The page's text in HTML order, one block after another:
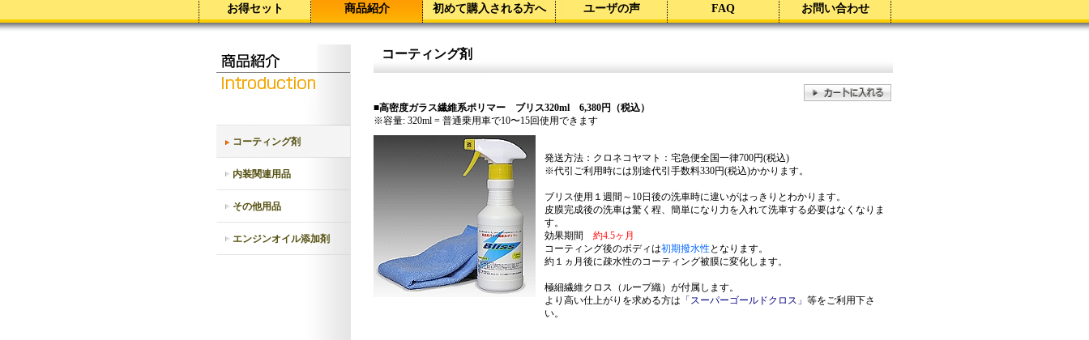
お得セット 商品紹介 初めて購入される方へ ユーザの声 FAQ お問い合わせ
コーティング剤
内装関連用品
その他用品
エンジンオイル添加剤
コーティング剤
■高密度ガラス繊維系ポリマー ブリス320ml 6,380円（税込）
※容量: 320ml = 普通乗用車で10〜15回使用できます
発送方法：クロネコヤマト：宅急便全国一律700円(税込)
※代引ご利用時には別途代引手数料330円(税込)かかります。
ブリス使用１週間～10日後の洗車時に違いがはっきりとわかります。
皮膜完成後の洗車は驚く程、簡単になり力を入れて洗車する必要はなくなりま
す。
効果期間 約4.5ヶ月
コーティング後のボディは初期撥水性となります。
約１ヵ月後に疎水性のコーティング被膜に変化します。
極細繊維クロス（ループ織）が付属します。
より高い仕上がりを求める方は 「スーパーゴールドクロス」 等をご利用下さ
い。